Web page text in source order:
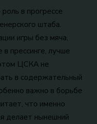
в прогрессе
штаба.
игры без мяча,
в прессинге, лучше
ЦСКА не
в содержательный
важно в борьбе
что именно
делает нынешний